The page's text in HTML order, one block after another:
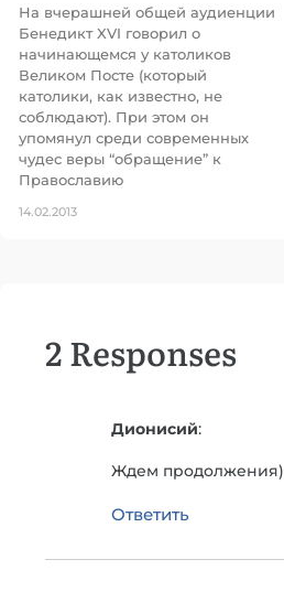
На вчерашней общей аудиенции
Бенедикт XVI говорил о
начинающемся у католиков
Великом Посте (который
католики, как известно, не
соблюдают). При этом он
упомянул среди современных
чудес веры “обращение” к
Православию
14.02.2013
2 Responses
Дионисий:
Ждем продолжения)
Ответить